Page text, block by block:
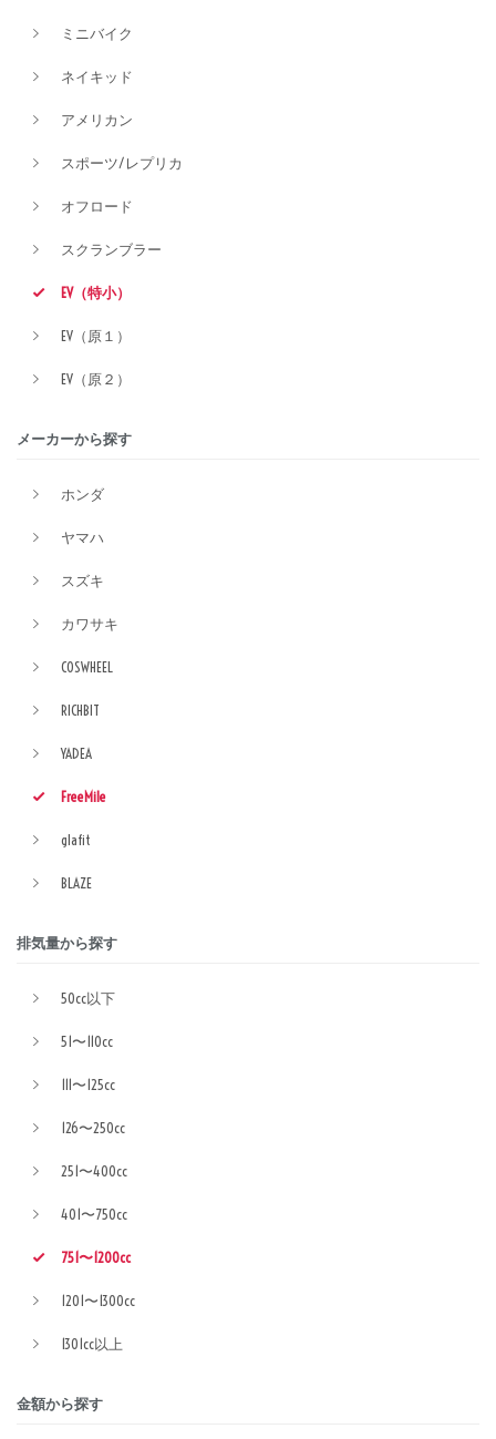
ミニバイク
ネイキッド
アメリカン
スポーツ/レプリカ
オフロード
スクランブラー
EV（特小）
EV（原１）
EV（原２）
メーカーから探す
ホンダ
ヤマハ
スズキ
カワサキ
COSWHEEL
RICHBIT
YADEA
FreeMile
glafit
BLAZE
排気量から探す
50cc以下
51〜110cc
111〜125cc
126〜250cc
251〜400cc
401〜750cc
751〜1200cc
1201〜1300cc
1301cc以上
金額から探す
価格